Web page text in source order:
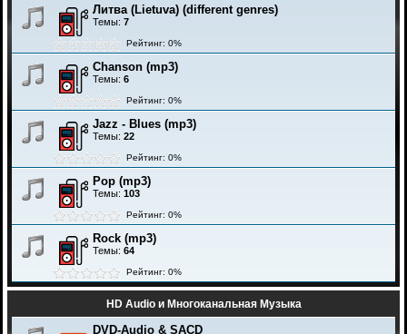
Литва (Lietuva) (different genres)
Темы: 7
Рейтинг: 0%
Chanson (mp3)
Темы: 6
Рейтинг: 0%
Jazz - Blues (mp3)
Темы: 22
Рейтинг: 0%
Pop (mp3)
Темы: 103
Рейтинг: 0%
Rock (mp3)
Темы: 64
Рейтинг: 0%
HD Audio и Многоканальная Музыка
DVD-Audio & SACD